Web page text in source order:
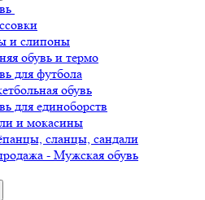
и слипоны
обувь и термо
для футбола
обувь
для единоборств
и мокасины
сланцы, сандали
- Мужская обувь